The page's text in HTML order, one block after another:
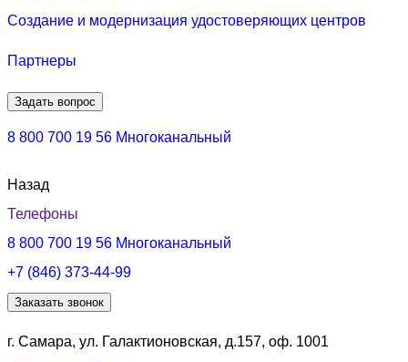
Создание и модернизация удостоверяющих центров
Партнеры
Задать вопрос
8 800 700 19 56 Многоканальный
Назад
Телефоны
8 800 700 19 56 Многоканальный
+7 (846) 373-44-99
Заказать звонок
г. Самара, ул. Галактионовская, д.157, оф. 1001